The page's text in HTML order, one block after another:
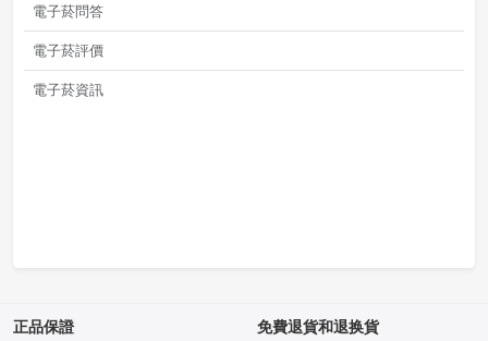
電子菸問答
電子菸評價
電子菸資訊
正品保證 免費退貨和退换貨